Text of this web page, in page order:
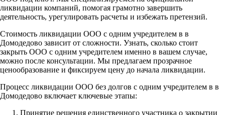
ликвидации компаний, помогая грамотно завершить
деятельность, урегулировать расчеты и избежать претензий.
Стоимость ликвидации ООО с одним учредителем в в
Домодедово зависит от сложности. Узнать, сколько стоит
закрыть ООО с одним учредителем именно в вашем случае,
можно после консультации. Мы предлагаем прозрачное
ценообразование и фиксируем цену до начала ликвидации.
Процесс ликвидации ООО без долгов с одним учредителем в в
Домодедово включает ключевые этапы:
Принятие решения единственного участника о закрытии